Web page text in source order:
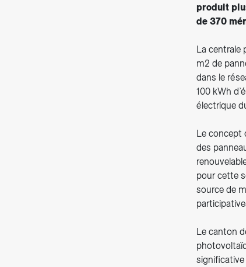
produit
de 370
La centrale
m2 de
dans le
100 kWh
électrique
Le concept
des
pour cette
source de
Le canton
significative